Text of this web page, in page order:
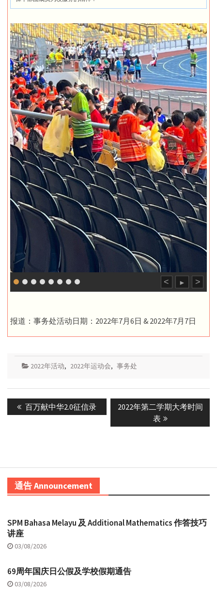
< ► >
报道：事务处活动日期：2022年7月6日 & 2022年7月7日
2022年活动, 2022年运动会, 事务处
Post
navigation
Previous
post:
百万献中华2.0征信录
Next
2022年第二学期大考时间
表
通告 Announcement
SPM Bahasa Melayu 及 Additional Mathematics 作答技巧
讲座
03/08/2026
69周年国庆日公假及学校假期通告
03/08/2026